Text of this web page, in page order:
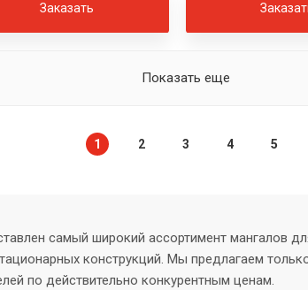
Заказать
Показать еще
1 2 3 4 5
самый широкий ассортимент мангалов
конструкций. Мы предлагаем
по действительно конкурентным ценам.